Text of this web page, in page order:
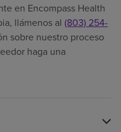
en Encompass Health
llámenos al (803) 254-
sobre nuestro proceso
haga una